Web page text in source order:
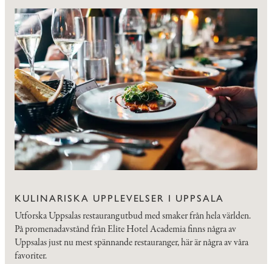
KULINARISKA UPPLEVELSER I UPPSALA
Utforska Uppsalas restaurangutbud med smaker från hela världen.
På promenadavstånd från Elite Hotel Academia finns några av
Uppsalas just nu mest spännande restauranger, här är några av våra
favoriter.